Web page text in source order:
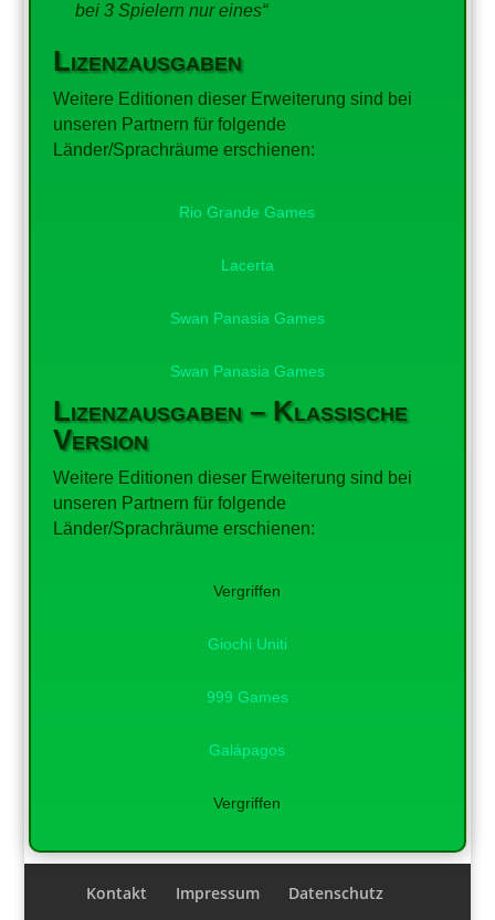
bei 3 Spielern nur eines“
Lizenzausgaben
Weitere Editionen dieser Erweiterung sind bei
unseren Partnern für folgende
Länder/Sprachräume erschienen:
Rio Grande Games
Lacerta
Swan Panasia Games
Swan Panasia Games
Lizenzausgaben – Klassische
Version
Weitere Editionen dieser Erweiterung sind bei
unseren Partnern für folgende
Länder/Sprachräume erschienen:
Vergriffen
Giochi Uniti
999 Games
Galápagos
Vergriffen
Kontakt Impressum Datenschutz